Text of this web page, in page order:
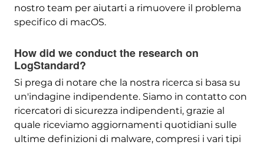
nostro team per aiutarti a rimuovere il problema
specifico di macOS.
How did we conduct the research on
LogStandard?
Si prega di notare che la nostra ricerca si basa su
un'indagine indipendente. Siamo in contatto con
ricercatori di sicurezza indipendenti, grazie al
quale riceviamo aggiornamenti quotidiani sulle
ultime definizioni di malware, compresi i vari tipi